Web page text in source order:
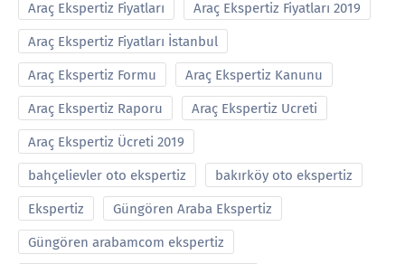
Araç Ekspertiz Fiyatları Araç Ekspertiz Fiyatları 2019
Araç Ekspertiz Fiyatları İstanbul
Araç Ekspertiz Formu Araç Ekspertiz Kanunu
Araç Ekspertiz Raporu Araç Ekspertiz Ucreti
Araç Ekspertiz Ücreti 2019
bahçelievler oto ekspertiz bakırköy oto ekspertiz
Ekspertiz Güngören Araba Ekspertiz
Güngören arabamcom ekspertiz